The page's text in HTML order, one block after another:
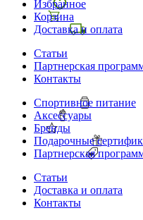
Избранное
Корзина
Доставка и оплата
Статьи
Партнерская
Контакты
Спортивное питание
Аксессуары
Бренды
Подарочные
Партнерская
Статьи
Доставка и оплата
Контакты